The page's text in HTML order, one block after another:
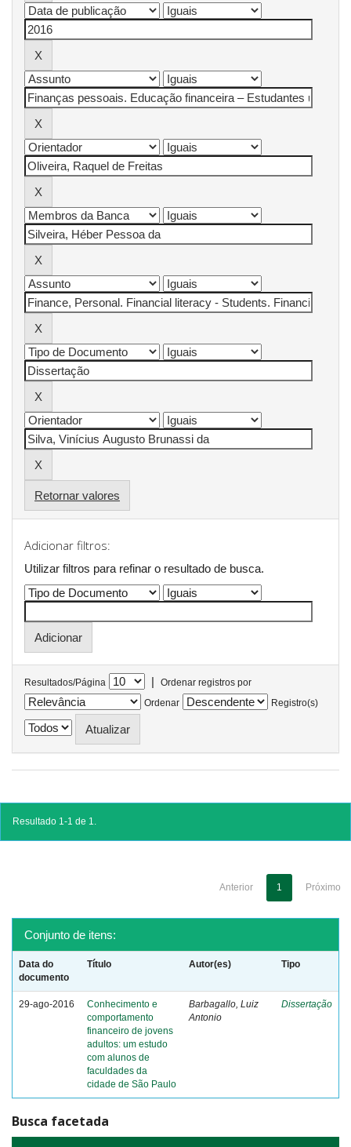
Retornar valores
Adicionar filtros:
Utilizar filtros para refinar o resultado de busca.
Resultados/Página |
Ordenar registros por
Ordenar
Registro(s)
Resultado 1-1 de 1.
Anterior 1 Próximo
Conjunto de itens:
Data do
documento
Título Autor(es) Tipo
29-ago-2016
Conhecimento e
comportamento
financeiro de jovens
adultos: um estudo
com alunos de
faculdades da
cidade de São Paulo
Barbagallo, Luiz
Antonio
Dissertação
Busca facetada